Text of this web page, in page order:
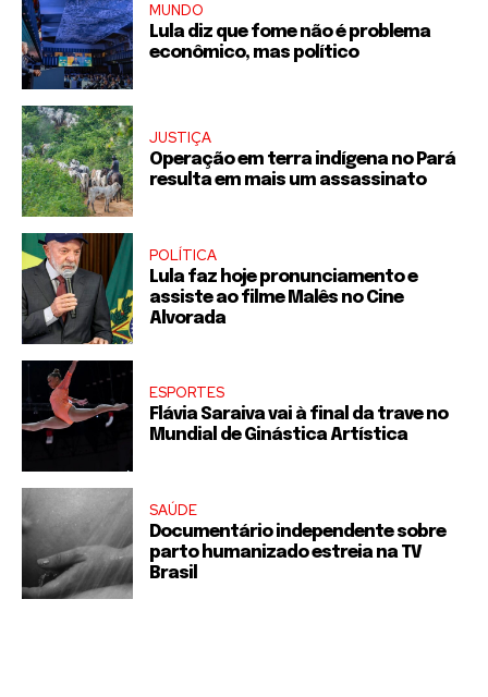
MUNDO
Lula diz que fome não é problema
econômico, mas político
JUSTIÇA
Operação em terra indígena no Pará
resulta em mais um assassinato
POLÍTICA
Lula faz hoje pronunciamento e
assiste ao filme Malês no Cine
Alvorada
ESPORTES
Flávia Saraiva vai à final da trave no
Mundial de Ginástica Artística
SAÚDE
Documentário independente sobre
parto humanizado estreia na TV
Brasil